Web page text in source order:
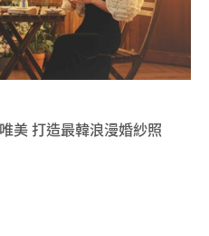
美 打造最韓浪漫婚紗照